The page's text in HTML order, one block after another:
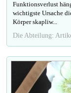
Funktionsverlust
wichtigste Ursache
Körper skapliw...
Die Abteilung: